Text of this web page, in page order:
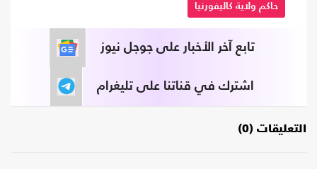
حاكم ولاية كاليفورنيا
تابع آخر الأخبار على جوجل نيوز
اشترك في قناتنا على تليغرام
التعليقات (0)